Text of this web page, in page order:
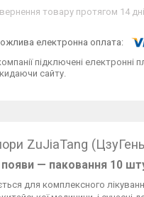
товару протягом 14
підключені електронні
сайту.
ZuJiaTang
появи — паковання 10
для комплексного